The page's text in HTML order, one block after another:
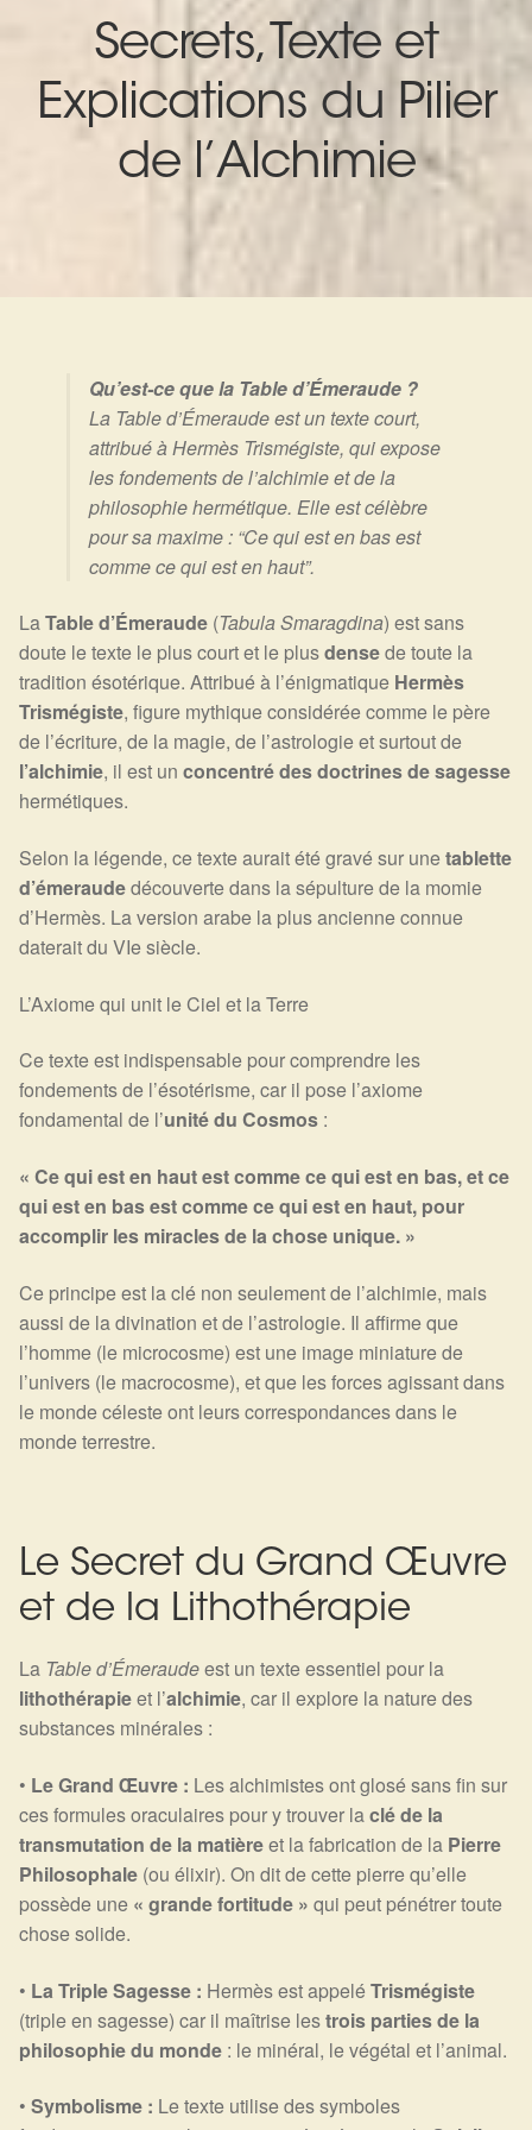
Nouveautés
Pendentifs
Harmonisation
Harmonisation de l’être
Harmonisation des lieux
Soin beauté
Sels de bain
Déco
Cadeaux de naissance
Ésotérisme : les pratiques spirituelles du monde invisible
Arts Divinatoires : Percez les Mystères de l’Invisible
Protection énergétique : Trouvez votre bouclier
intérieur
Les pierres en détail
Test — Quelle Gardienne ?
La roue de l’année
Validation de la commande
Détails du compte
Commandes
Panier
Secrets, Texte et
Explications du Pilier
de l’Alchimie
Qu’est-ce que la Table d’Émeraude ?
La Table d’Émeraude est un texte court,
attribué à Hermès Trismégiste, qui expose
les fondements de l’alchimie et de la
philosophie hermétique. Elle est célèbre
pour sa maxime : “Ce qui est en bas est
comme ce qui est en haut”.
LaTable d’Émeraude (Tabula Smaragdina) est sans
doute le texte le plus court et le plusdensede toute la
tradition ésotérique. Attribué à l’énigmatique Hermès
Trismégiste, figure mythique considérée comme le père
de l’écriture, de la magie, de l’astrologie et surtout de
l’alchimie, il est un concentré des doctrines de sagesse
hermétiques.
Selon la légende, ce texte aurait été gravé sur unetablette
d’émeraudedécouverte dans la sépulture de la momie
d’Hermès. La version arabe la plus ancienne connue
daterait du VIe siècle.
L’Axiome qui unit le Ciel et la Terre
Ce texte est indispensable pour comprendre les
fondements de l’ésotérisme, car il pose l’axiome
fondamental de l’unité du Cosmos :
« Ce qui est en haut est comme ce qui est en bas, et ce
qui est en bas est comme ce qui est en haut, pour
accomplir les miracles de la chose unique. »
Ce principe est la clé non seulement de l’alchimie, mais
aussi de la divination et de l’astrologie. Il affirme que
l’homme (le microcosme) est une image miniature de
l’univers (le macrocosme), et que les forces agissant dans
le monde céleste ont leurs correspondances dans le
monde terrestre.
Le Secret du Grand Œuvre
et de la Lithothérapie
La Table d’Émeraudeest un texte essentiel pour la
lithothérapieet l’alchimie, car il explore la nature des
substances minérales :
• Le Grand Œuvre : Les alchimistes ont glosé sans fin sur
ces formules oraculaires pour y trouver laclé de la
transmutation de la matièreet la fabrication de la Pierre
Philosophale (ou élixir). On dit de cette pierre qu’elle
possède une « grande fortitude » qui peut pénétrer toute
chose solide.
• La Triple Sagesse : Hermès est appeléTrismégiste
(triple en sagesse) car il maîtrise lestrois parties de la
philosophie du monde : le minéral, le végétal et l’animal.
• Symbolisme : Le texte utilise des symboles